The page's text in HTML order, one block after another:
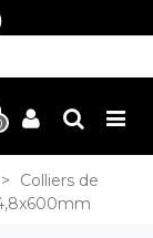
>
Colliers de